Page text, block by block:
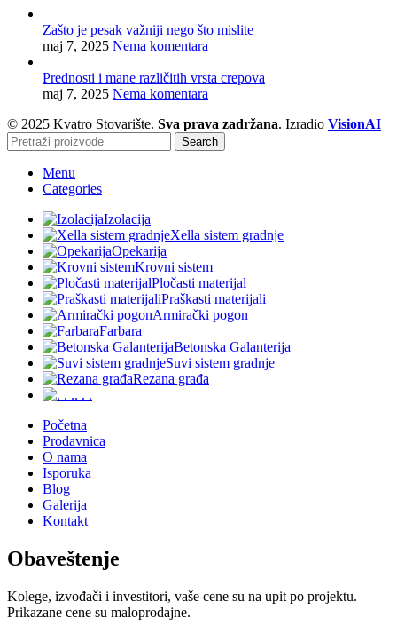
Zašto je pesak važniji nego što mislite
maj 7, 2025 Nema komentara
Prednosti i mane različitih vrsta crepova
maj 7, 2025 Nema komentara
© 2025 Kvatro Stovarište. Sva prava zadržana. Izradio VisionAI
Search
Menu
Categories
Izolacija
Xella sistem gradnje
Opekarija
Krovni sistem
Pločasti materijal
Praškasti materijali
Armirački pogon
Farbara
Betonska Galanterija
Suvi sistem gradnje
Rezana građa
. . .
Početna
Prodavnica
O nama
Isporuka
Blog
Galerija
Kontakt
Obaveštenje
Kolege, izvođači i investitori, vaše cene su na upit po projektu.
Prikazane cene su maloprodajne.